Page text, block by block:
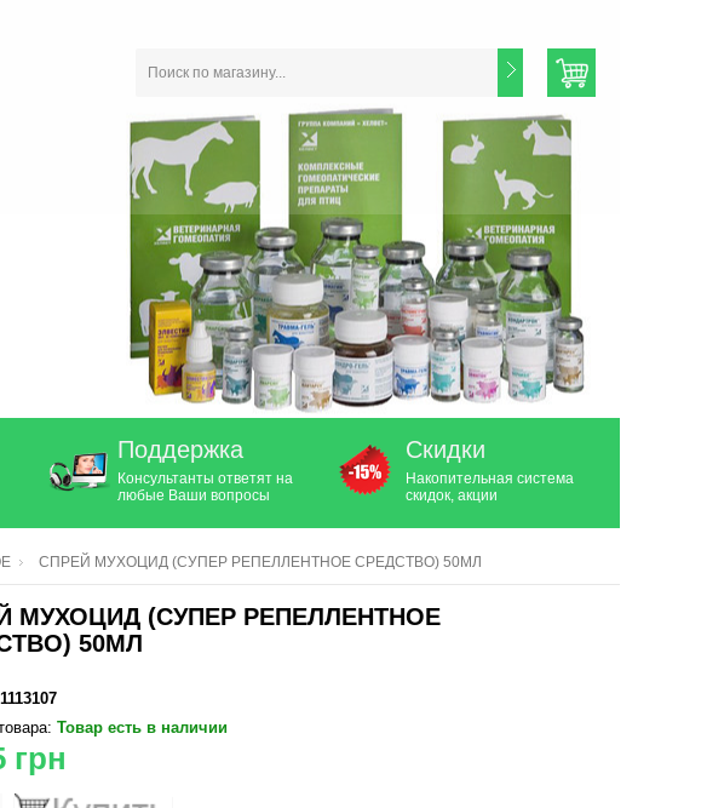
Поддержка
Консультанты ответят на
любые Ваши вопросы
Скидки
Накопительная система
скидок, акции
СПРЕЙ МУХОЦИД (СУПЕР РЕПЕЛЛЕНТНОЕ СРЕДСТВО) 50МЛ
МУХОЦИД (СУПЕР РЕПЕЛЛЕНТНОЕ
50МЛ
1113107
Товар есть в наличии
грн